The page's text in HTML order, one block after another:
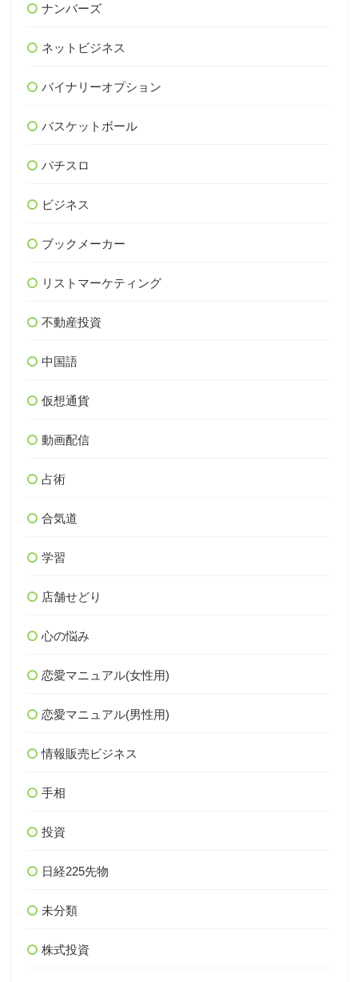
ナンバーズ
ネットビジネス
バイナリーオプション
バスケットボール
パチスロ
ビジネス
ブックメーカー
リストマーケティング
不動産投資
中国語
仮想通貨
動画配信
占術
合気道
学習
店舗せどり
心の悩み
恋愛マニュアル(女性用)
恋愛マニュアル(男性用)
情報販売ビジネス
手相
投資
日経225先物
未分類
株式投資